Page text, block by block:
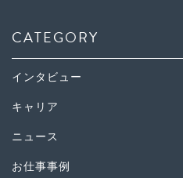
CATEGORY
インタビュー
キャリア
ニュース
お仕事事例